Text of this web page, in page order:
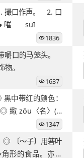
● 嗺 suī
1836
。
1637
◎ 緅 zōu〈名〉(1)
1347
形的食品。亦称